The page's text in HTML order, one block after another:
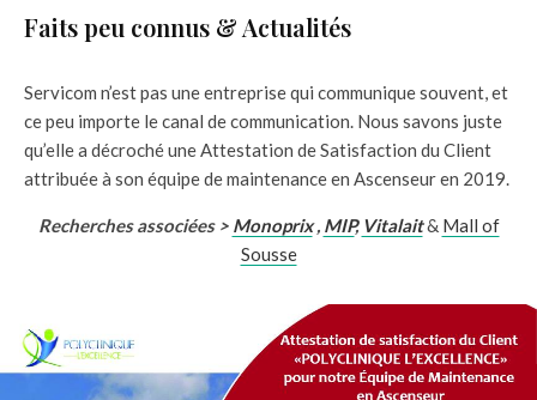
Faits peu connus & Actualités
Servicom n’est pas une entreprise qui communique souvent, et
ce peu importe le canal de communication. Nous savons juste
qu’elle a décroché une Attestation de Satisfaction du Client
attribuée à son équipe de maintenance en Ascenseur en 2019.
Recherches associées > Monoprix, MIP, Vitalait& Mall of
Sousse